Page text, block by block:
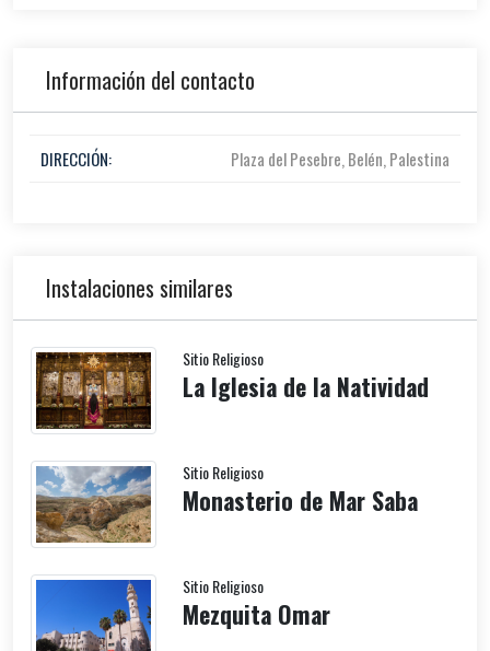
Información del contacto
DIRECCIÓN: Plaza del Pesebre, Belén, Palestina
Instalaciones similares
Sitio Religioso
La Iglesia de la Natividad
Sitio Religioso
Monasterio de Mar Saba
Sitio Religioso
Mezquita Omar